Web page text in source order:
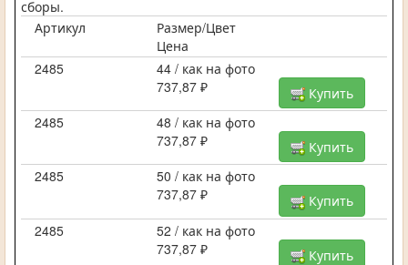
сборы.
Артикул
Размер/Цвет
Цена
2485
44 / как на фото
737,87 ₽
Купить
2485
48 / как на фото
737,87 ₽
Купить
2485
50 / как на фото
737,87 ₽
Купить
2485
52 / как на фото
737,87 ₽
Купить